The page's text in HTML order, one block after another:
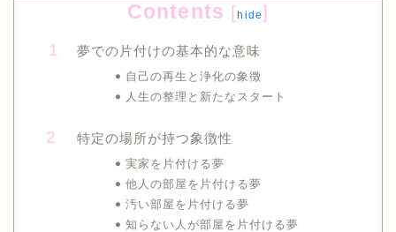
Contents [hide]
夢での片付けの基本的な意味
自己の再生と浄化の象徴
人生の整理と新たなスタート
特定の場所が持つ象徴性
実家を片付ける夢
他人の部屋を片付ける夢
汚い部屋を片付ける夢
知らない人が部屋を片付ける夢